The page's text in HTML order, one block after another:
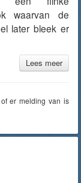
waarvan de
later bleek er
Lees meer
er melding van is